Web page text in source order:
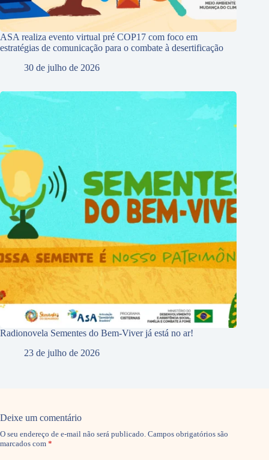
ASA realiza evento virtual pré COP17 com foco em
estratégias de comunicação para o combate à desertificação
30 de julho de 2026
Radionovela Sementes do Bem-Viver já está no ar!
23 de julho de 2026
Deixe um comentário
O seu endereço de e-mail não será publicado. Campos obrigatórios são
marcados com *